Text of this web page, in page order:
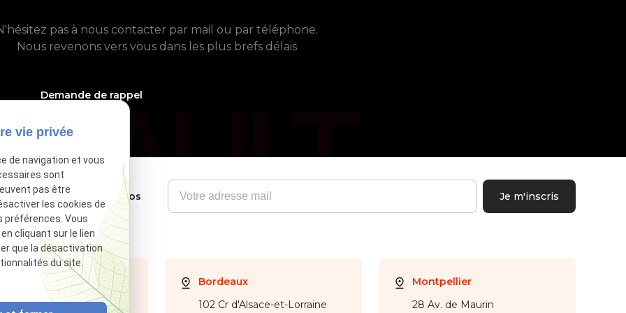
pas à nous contacter par mail ou par téléphone.
Nous revenons vers vous dans les plus brefs délais
Demande de rappel
Soyez informés de nos
nouveautés
d'Alsace Lorraine
Bordeaux
102 Cr d'Alsace-et-Lorraine
Montpellier
28 Av. de Maurin
vie privée
de navigation et vous
sont
pas être
les cookies de
préférences. Vous
cliquant sur le lien
que la désactivation
du site.